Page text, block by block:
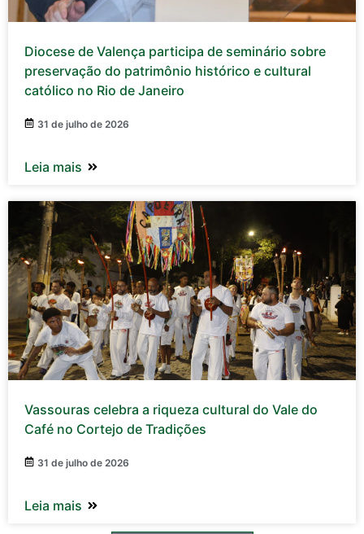
Diocese de Valença participa de seminário sobre
preservação do patrimônio histórico e cultural
católico no Rio de Janeiro
31 de julho de 2026
Leia mais
Vassouras celebra a riqueza cultural do Vale do
Café no Cortejo de Tradições
31 de julho de 2026
Leia mais